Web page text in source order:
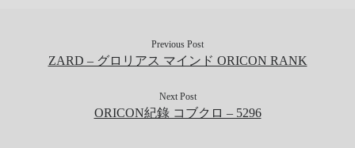
Previous Post
ZARD – グロリアス マインド ORICON RANK
Next Post
ORICON紀錄 コブクロ – 5296